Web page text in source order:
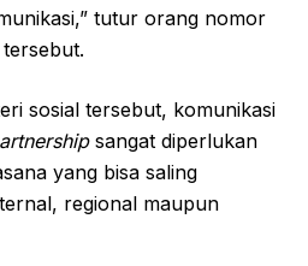
tutur orang nomor
sosial tersebut, komunikasi
sangat diperlukan
yang bisa saling
regional maupun